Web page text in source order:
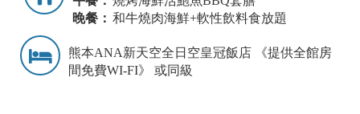
晚餐： 和牛燒肉海鮮+軟性飲料食放題
熊本ANA新天空全日空皇冠飯店 《提供全館房
間免費WI-FI》 或同級